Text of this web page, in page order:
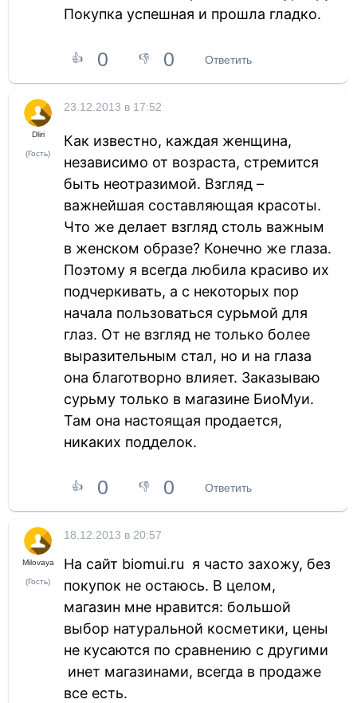
Покупка успешная и прошла гладко.
👍 0 👎 0 Ответить
Dliri
(Гость)
23.12.2013 в 17:52
Как известно, каждая женщина,
независимо от возраста, стремится
быть неотразимой. Взгляд –
важнейшая составляющая красоты.
Что же делает взгляд столь важным
в женском образе? Конечно же глаза.
Поэтому я всегда любила красиво их
подчеркивать, а с некоторых пор
начала пользоваться сурьмой для
глаз. От не взгляд не только более
выразительным стал, но и на глаза
она благотворно влияет. Заказываю
сурьму только в магазине БиоМуи.
Там она настоящая продается,
никаких подделок.
👍 0 👎 0 Ответить
Milovaya
(Гость)
18.12.2013 в 20:57
На сайт biomui.ru я часто захожу, без
покупок не остаюсь. В целом,
магазин мне нравится: большой
выбор натуральной косметики, цены
не кусаются по сравнению с другими
инет магазинами, всегда в продаже
все есть.